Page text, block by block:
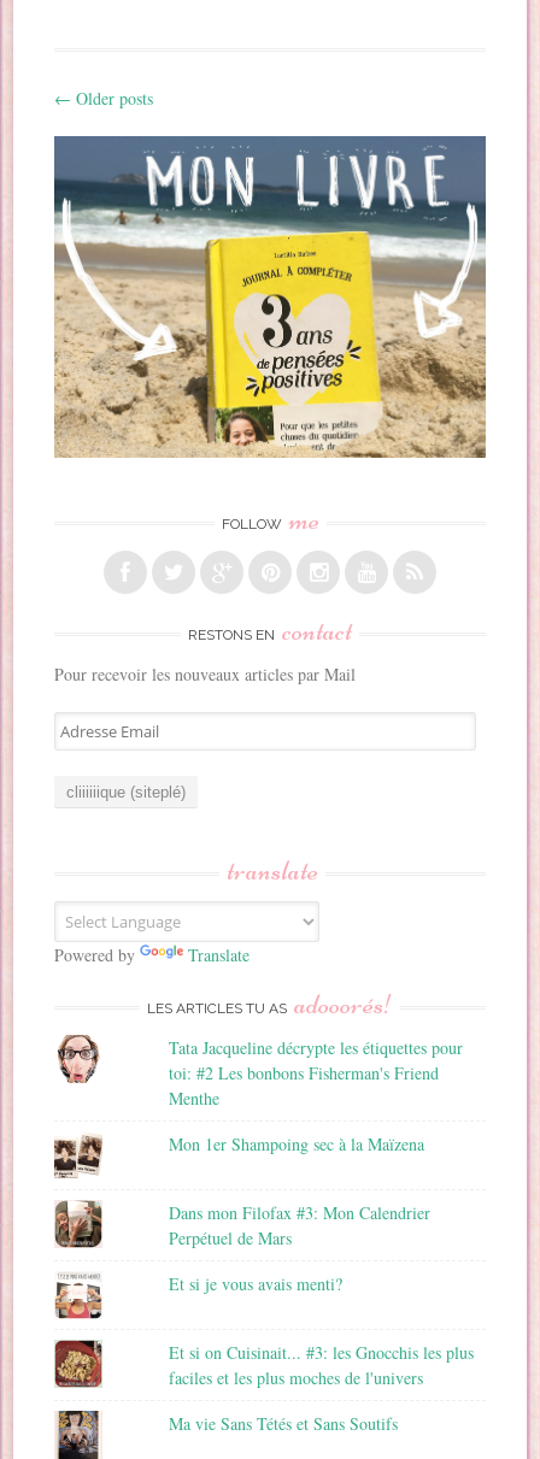
Post navigation
← Older posts
FOLLOW me
RESTONS EN contact
Pour recevoir les nouveaux articles par Mail
A
d
E
m
a
translate
Powered by Translate
LES ARTICLES TU AS adooorés!
Tata Jacqueline décrypte les étiquettes pour
toi: #2 Les bonbons Fisherman's Friend
Menthe
Mon 1er Shampoing sec à la Maïzena
Dans mon Filofax #3: Mon Calendrier
Perpétuel de Mars
Et si je vous avais menti?
Et si on Cuisinait... #3: les Gnocchis les plus
faciles et les plus moches de l'univers
Ma vie Sans Tétés et Sans Soutifs